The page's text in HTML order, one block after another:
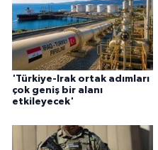
'Türkiye-Irak ortak adımları
çok geniş bir alanı
etkileyecek'